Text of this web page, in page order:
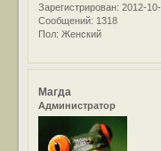
Зарегистрирован: 2012-
Сообщений: 1318
Пол: Женский
Магда
Администратор